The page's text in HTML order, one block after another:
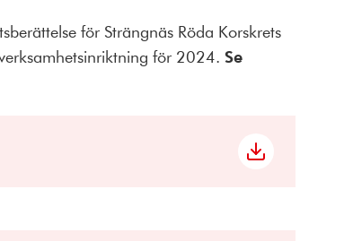
för Strängnäs Röda Korskrets
för 2024. Se